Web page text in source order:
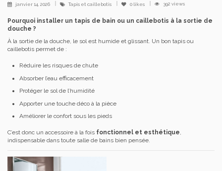
janvier 14, 2026 Tapis et caillebotis 0 likes 392 views
Pourquoi installer un tapis de bain ou un caillebotis à la sortie de
douche ?
À la sortie de la douche, le sol est humide et glissant. Un bon tapis ou
caillebotis permet de :
Réduire les risques de chute
Absorber l’eau efficacement
Protéger le sol de l’humidité
Apporter une touche déco à la pièce
Améliorer le confort sous les pieds
C’est donc un accessoire à la fois fonctionnel et esthétique,
indispensable dans toute salle de bains bien pensée.